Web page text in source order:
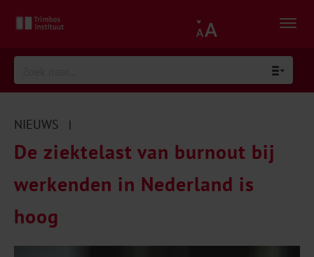
NIEUWS |
De ziektelast van burnout bij
werkenden in Nederland is
hoog